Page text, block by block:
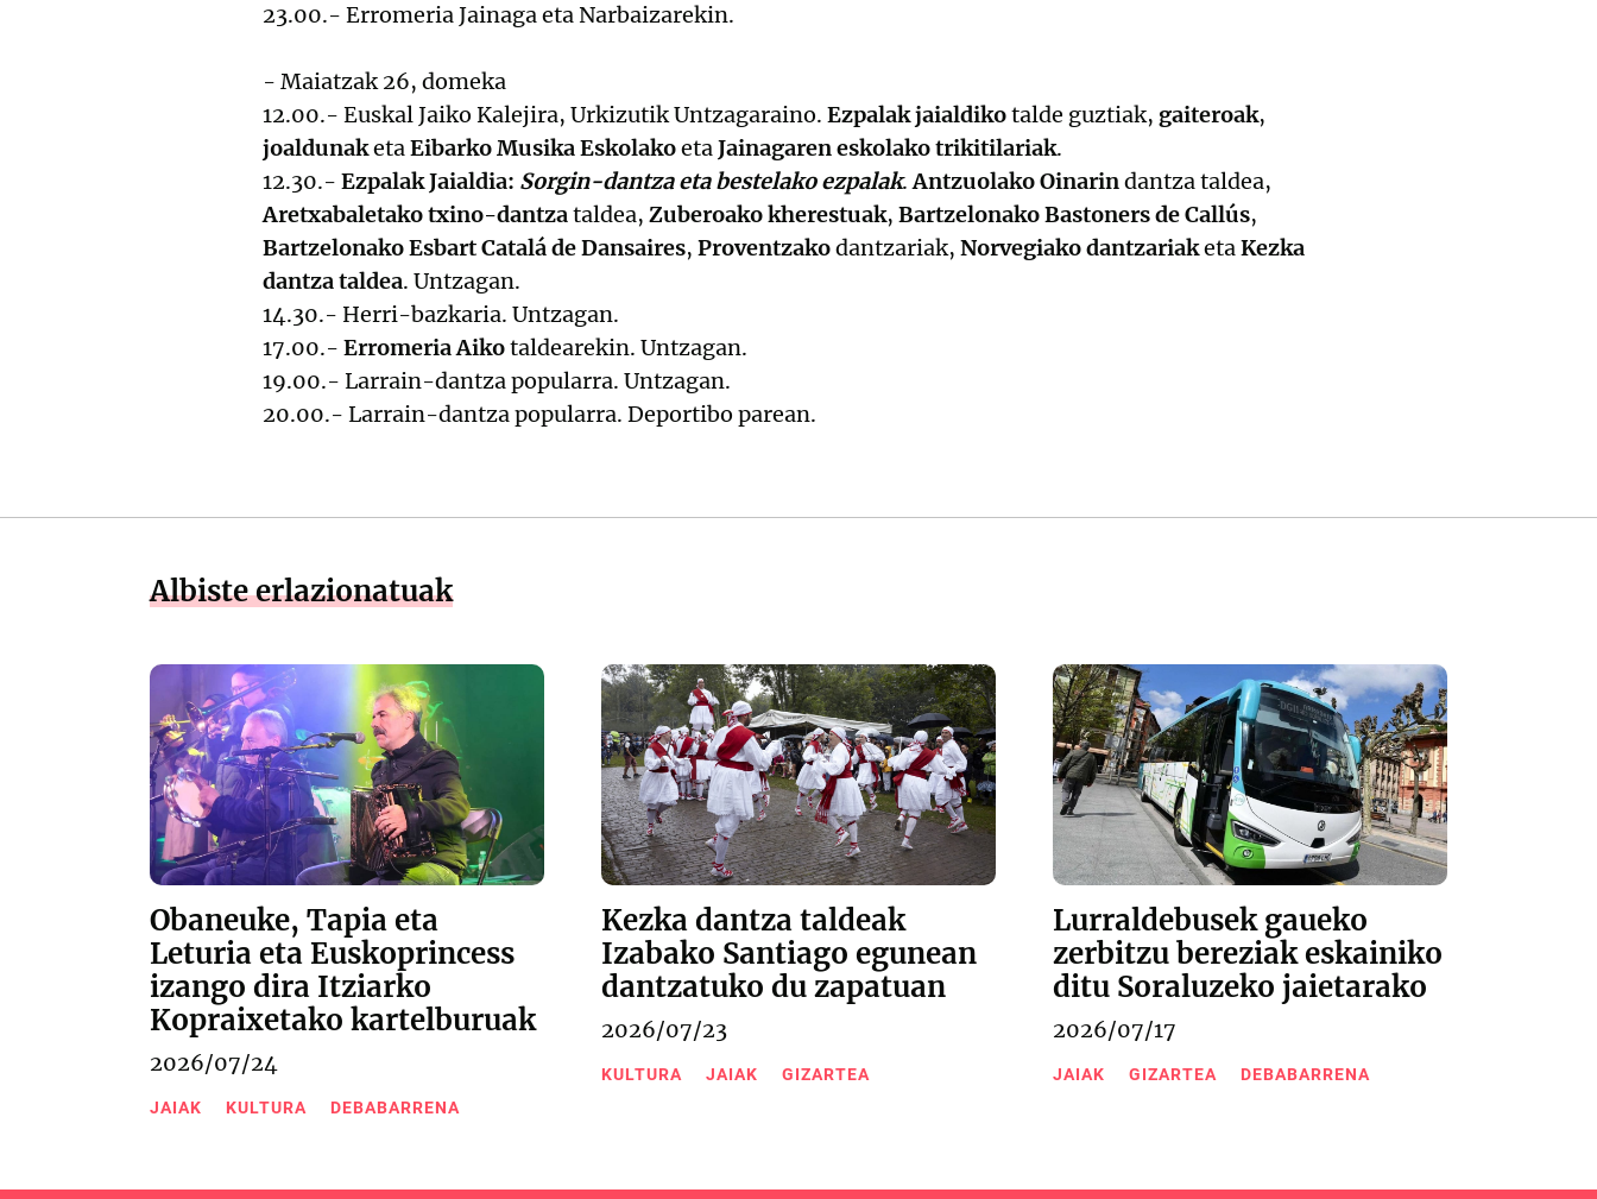
23.00.- Erromeria Jainaga eta Narbaizarekin.
- Maiatzak 26, domeka
12.00.- Euskal Jaiko Kalejira, Urkizutik Untzagaraino. Ezpalak jaialdikotalde guztiak, gaiteroak,
joaldunaketaEibarko Musika EskolakoetaJainagaren eskolako trikitilariak.
12.30.- Ezpalak Jaialdia: Sorgin-dantza eta bestelako ezpalak.Antzuolako Oinarindantza taldea,
Aretxabaletako txino-dantzataldea, Zuberoako kherestuak, Bartzelonako Bastoners de Callús,
Bartzelonako Esbart Catalá de Dansaires, Proventzakodantzariak, Norvegiako dantzariaketaKezka
dantza taldea. Untzagan.
14.30.- Herri-bazkaria. Untzagan.
17.00.- Erromeria Aikotaldearekin. Untzagan.
19.00.- Larrain-dantza popularra. Untzagan.
20.00.- Larrain-dantza popularra. Deportibo parean.
Albiste erlazionatuak
Obaneuke, Tapia eta
Leturia eta Euskoprincess
izango dira Itziarko
Kopraixetako kartelburuak
2026/07/24
JAIAK KULTURA DEBABARRENA
Kezka dantza taldeak
Izabako Santiago egunean
dantzatuko du zapatuan
2026/07/23
KULTURA JAIAK GIZARTEA
Lurraldebusek gaueko
zerbitzu bereziak eskainiko
ditu Soraluzeko jaietarako
2026/07/17
JAIAK GIZARTEA DEBABARRENA